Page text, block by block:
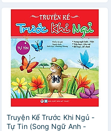
Truyện Kể Trước Khi Ngủ -
Tự Tin (Song Ngữ Anh -